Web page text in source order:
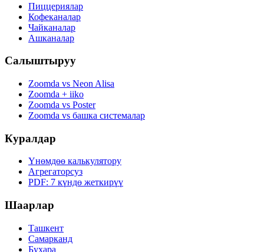
Пиццериялар
Кофеканалар
Чайканалар
Ашканалар
Салыштыруу
Zoomda vs Neon Alisa
Zoomda + iiko
Zoomda vs Poster
Zoomda vs башка системалар
Куралдар
Үнөмдөө калькулятору
Агрегаторсуз
PDF: 7 күндө жеткирүү
Шаарлар
Ташкент
Самарканд
Бухара